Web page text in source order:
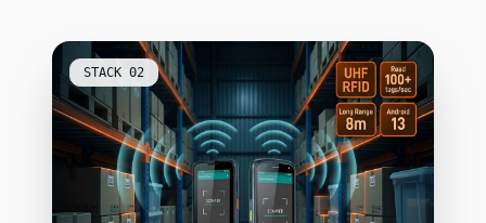
STACK 02